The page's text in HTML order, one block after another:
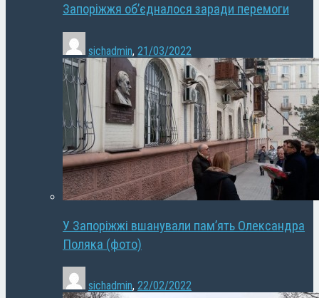
Запоріжжя об’єдналося заради перемоги
sichadmin, 21/03/2022
У Запоріжжі вшанували пам’ять Олександра
Поляка (фото)
sichadmin, 22/02/2022